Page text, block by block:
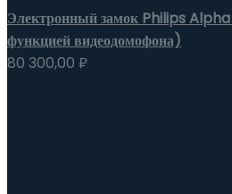
Электронный замок Philips
функцией видеодомофона)
80 300,00 ₽